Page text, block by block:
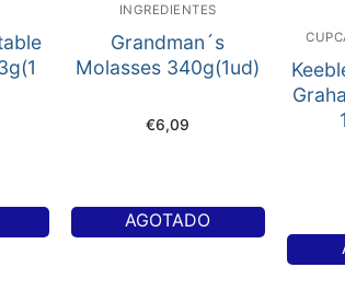
INGREDIENTES
Grandman´s
Molasses 340g(1ud)
€6,09
AGOTADO